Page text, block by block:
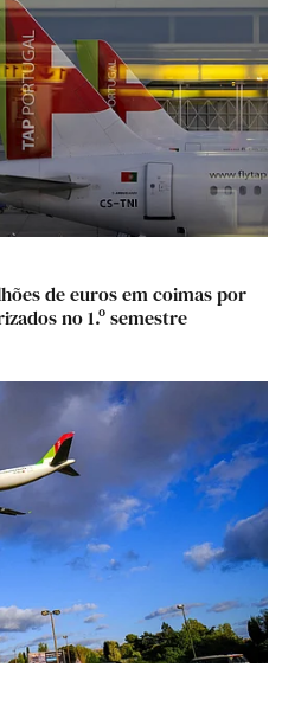
de euros em coimas por
no 1.º semestre